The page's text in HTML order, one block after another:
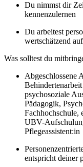
Du nimmst dir
kennenzulernen
Du arbeitest
wertschätzend
Was solltest du
Abgeschlossene
psychosoziale
Pädagogik,
UBV-
Pflegeassistent:in
entspricht deiner